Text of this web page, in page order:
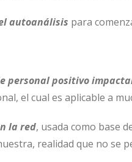
autoanálisis para
personal positivo
el cual es aplicable a
la red, usada como base
realidad que no